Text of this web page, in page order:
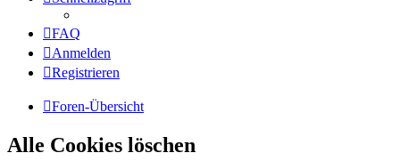
FAQ
Anmelden
Registrieren
Foren-Übersicht
Alle Cookies löschen